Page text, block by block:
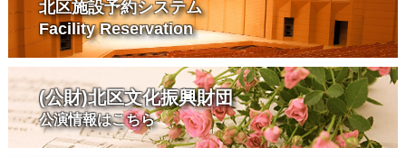
北区施設予約システム
Facility Reservation
(公財)北区文化振興財団
公演情報はこちら